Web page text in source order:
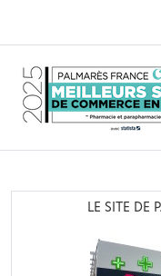
LE SITE DE